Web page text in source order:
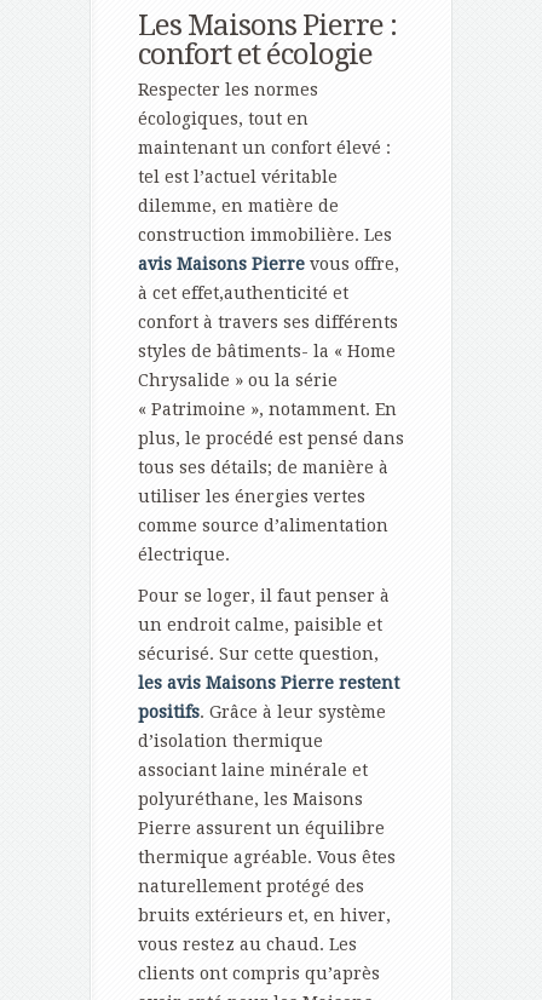
Les Maisons Pierre :
confort et écologie
Respecter les normes
écologiques, tout en
maintenant un confort élevé :
tel est l’actuel véritable
dilemme, en matière de
construction immobilière. Les
avis Maisons Pierre vous offre,
à cet effet,authenticité et
confort à travers ses différents
styles de bâtiments- la « Home
Chrysalide » ou la série
« Patrimoine », notamment. En
plus, le procédé est pensé dans
tous ses détails; de manière à
utiliser les énergies vertes
comme source d’alimentation
électrique.
Pour se loger, il faut penser à
un endroit calme, paisible et
sécurisé. Sur cette question,
les avis Maisons Pierre restent
positifs. Grâce à leur système
d’isolation thermique
associant laine minérale et
polyuréthane, les Maisons
Pierre assurent un équilibre
thermique agréable. Vous êtes
naturellement protégé des
bruits extérieurs et, en hiver,
vous restez au chaud. Les
clients ont compris qu’après